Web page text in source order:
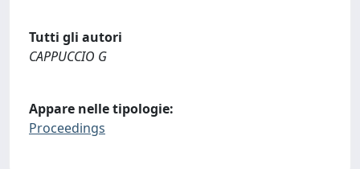
Tutti gli autori
CAPPUCCIO G
Appare nelle tipologie:
Proceedings